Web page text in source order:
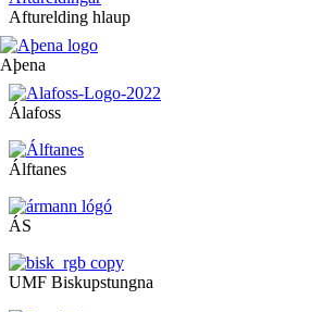
Afturelding hlaup
Aþena
Álafoss
Álftanes
ÁS
UMF Biskupstungna